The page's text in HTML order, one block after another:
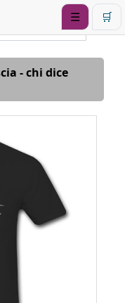
☰ 🛒
- chi dice